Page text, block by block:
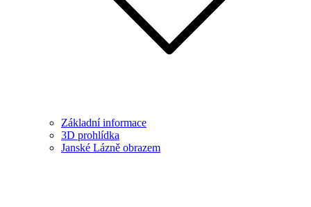
Základní informace
3D prohlídka
Janské Lázně obrazem